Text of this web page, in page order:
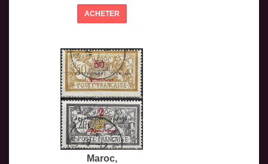
ACHETER
Maroc,